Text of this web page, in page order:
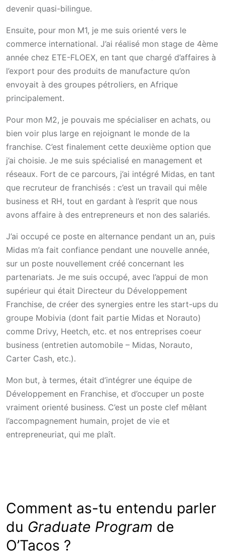
devenir quasi-bilingue.
Ensuite, pour mon M1, je me suis orienté vers le
commerce international. J’ai réalisé mon stage de 4ème
année chez ETE-FLOEX, en tant que chargé d’affaires à
l’export pour des produits de manufacture qu’on
envoyait à des groupes pétroliers, en Afrique
principalement.
Pour mon M2, je pouvais me spécialiser en achats, ou
bien voir plus large en rejoignant le monde de la
franchise. C’est finalement cette deuxième option que
j’ai choisie. Je me suis spécialisé en management et
réseaux. Fort de ce parcours, j’ai intégré Midas, en tant
que recruteur de franchisés : c’est un travail qui mêle
business et RH, tout en gardant à l’esprit que nous
avons affaire à des entrepreneurs et non des salariés.
J’ai occupé ce poste en alternance pendant un an, puis
Midas m’a fait confiance pendant une nouvelle année,
sur un poste nouvellement créé concernant les
partenariats. Je me suis occupé, avec l’appui de mon
supérieur qui était Directeur du Développement
Franchise, de créer des synergies entre les start-ups du
groupe Mobivia (dont fait partie Midas et Norauto)
comme Drivy, Heetch, etc. et nos entreprises coeur
business (entretien automobile – Midas, Norauto,
Carter Cash, etc.).
Mon but, à termes, était d’intégrer une équipe de
Développement en Franchise, et d’occuper un poste
vraiment orienté business. C’est un poste clef mêlant
l’accompagnement humain, projet de vie et
entrepreneuriat, qui me plaît.
Comment as-tu entendu parler
du Graduate Program de
O’Tacos ?